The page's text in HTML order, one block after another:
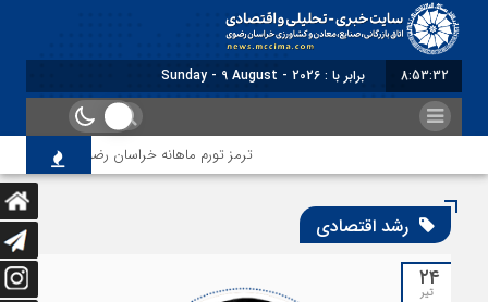
8:53:34 برابر با : Sunday - 9 August - 2026
ترمز تورم ماهانه خراسان رضوی کشیده شد؛ فشار معیشتی
رشد اقتصادی
۲۴
تیر